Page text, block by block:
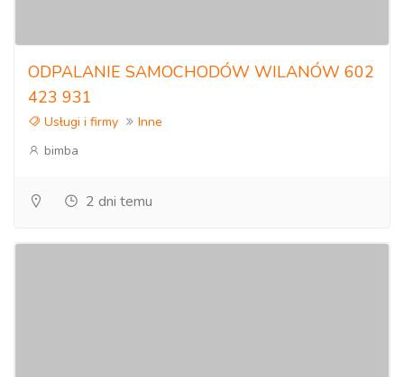
ODPALANIE SAMOCHODÓW WILANÓW 602
423 931
Usługi i firmy
Inne
bimba
2 dni temu